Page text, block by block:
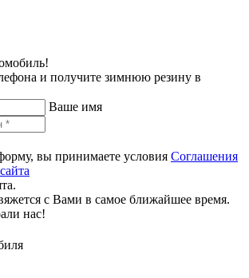
и получите зимнюю резину в
Ваше имя
вы принимаете условия Соглашения
с Вами в самое ближайшее время.
нас!